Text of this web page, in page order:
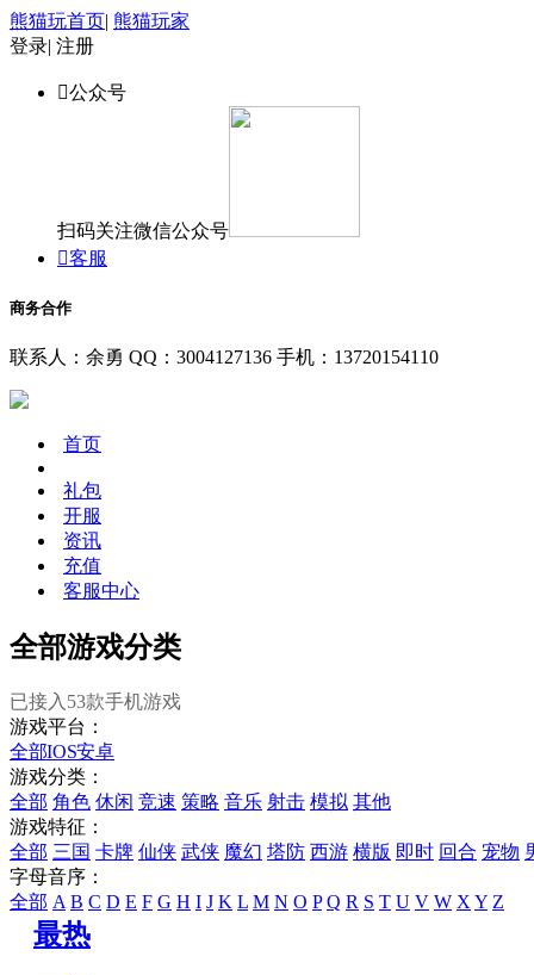
熊猫玩首页| 熊猫玩家
登录| 注册
公众号
扫码关注微信公众号
客服
商务合作
联系人：余勇 QQ：3004127136 手机：13720154110
首页
礼包
开服
资讯
充值
客服中心
全部游戏分类
已接入 53款手机游戏
游戏平台：
全部IOS安卓
游戏分类：
全部 角色 休闲 竞速 策略 音乐 射击 模拟 其他
游戏特征：
全部 三国 卡牌 仙侠 武侠 魔幻 塔防 西游 横版 即时 回合 宠物
字母音序：
全部 A B C D E F G H I J K L M N O P Q R S T U V W X Y Z
最热